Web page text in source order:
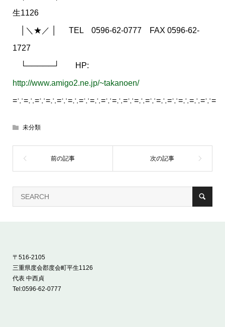
生1126
│＼★／ │ TEL 0596-62-0777 FAX 0596-62-
1727
└─────┘ HP:
http://www.amigo2.ne.jp/~takanoen/
=∵=∴=∵=∴=∵=∴=∵=∴=∵=∴=∵=∴=∵=∴=∵=∴=∴=∵=
未分類
〒516-2105
三重県度会郡度会町平生1126
代表 中西貞
Tel:0596-62-0777